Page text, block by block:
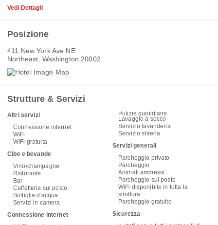
Vedi Dettagli
Posizione
411 New York Ave NE
Northeast, Washington 20002
Strutture & Servizi
Altri servizi
Connessione internet
WiFi
WiFi gratuita
Cibo e bevande
Vino/champagne
Ristorante
Bar
Caffetteria sul posto
Bottiglia d'acqua
Servizi in camera
Connessione internet
Pulizie quotidiane
Lavaggio a secco
Servizio lavanderia
Servizio stireria
Servizi generali
Parcheggio privato
Parcheggio
Animali ammessi
Parcheggio sul posto
WiFi disponibile in tutta la
struttura
Parcheggio gratuito
Sicurezza